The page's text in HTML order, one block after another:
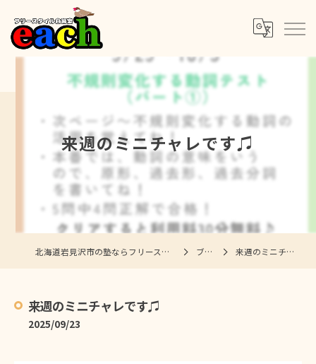
来週のミニチャレです♫
北海道岩見沢市の塾ならフリースタイル自習室each ブログ 来週のミニチャレです♫
来週のミニチャレです♫
2025/09/23